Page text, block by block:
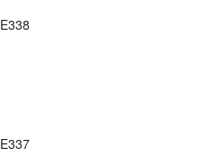
E338
E337